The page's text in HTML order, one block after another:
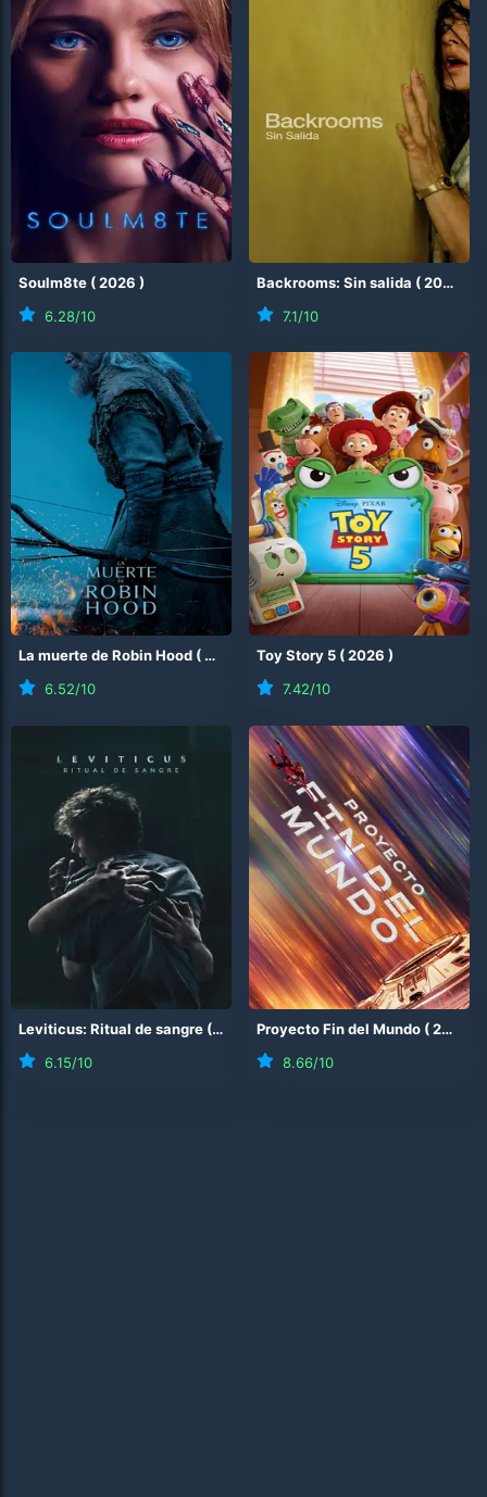
Soulm8te (2026 )
6.28/10
Backrooms: Sin salida (2026
7.1/10
La muerte de Robin Hood ( 2026
6.52/10
Toy Story 5 (2026 )
7.42/10
Leviticus: Ritual de sangre ( 2026
)
6.15/10
Proyecto Fin del Mundo (2026
8.66/10